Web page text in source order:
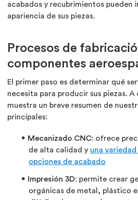
acabados y recubrimientos pueden
apariencia de sus piezas.
Procesos de
componentes
El primer paso es determinar qué
necesita para producir sus piezas. A
muestra un breve resumen de
principales:
Mecanizado CNC: ofrece
de alta calidad y una
opciones de acabado
Impresión 3D: permite crear
orgánicas de metal, plástico e